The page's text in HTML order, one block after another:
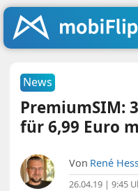
News
PremiumSIM:
für 6,99 Euro
Von René
26.04.19 | 9:45